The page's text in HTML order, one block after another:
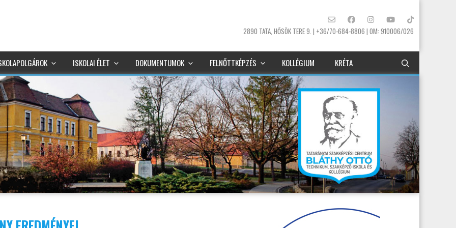
2890 TATA, HŐSÖK TERE 9. | +36/70-684-8806 | OM: 910006/026
ISKOLAI ÉLET DOKUMENTUMOK FELNŐTTKÉPZÉS KOLLÉGIUM KRÉTA